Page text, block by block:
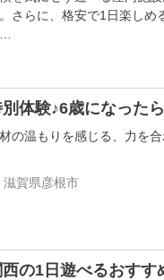
さらに、格安で1日楽しめ
体験♪6歳になった
の温もりを感じる、力を
滋賀県彦根市
西の1日遊べるおす